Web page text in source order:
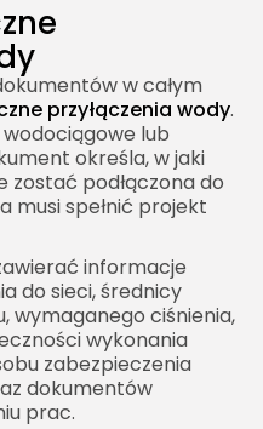
w całym
przyłączenia wody.
lub
określa, w jaki
podłączona do
musi spełnić projekt
informacje
do sieci, średnicy
wymaganego ciśnienia,
wykonania
zabezpieczenia
dokumentów
prac.